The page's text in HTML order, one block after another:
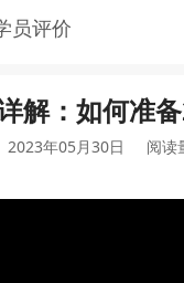
员评价
解：如何准
2023年05月30日 阅读